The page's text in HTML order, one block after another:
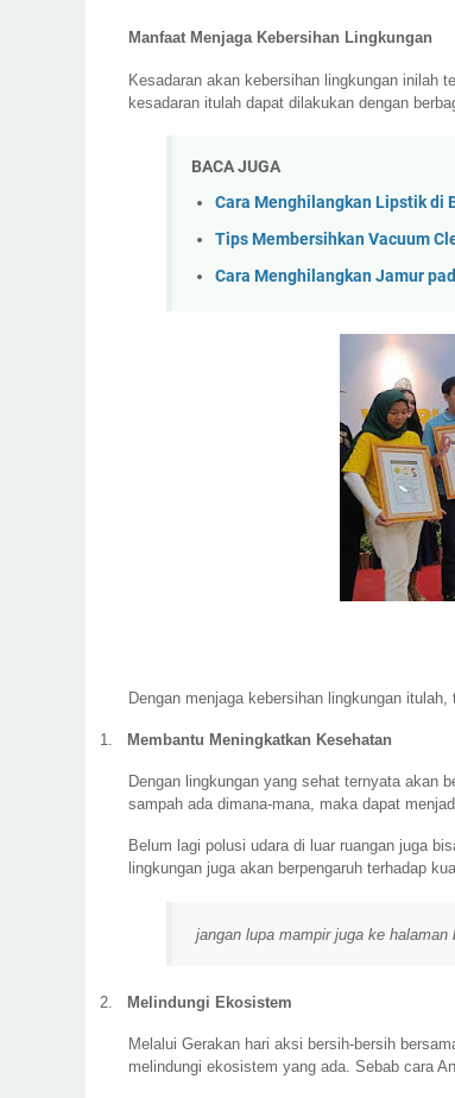
Manfaat Menjaga Kebersihan Lingkungan
Kesadaran akan kebersihan lingkungan inilah
kesadaran itulah dapat dilakukan dengan
BACA JUGA
Cara Menghilangkan Lipstik di
Tips Membersihkan Vacuum
Cara Menghilangkan Jamur
Dengan menjaga kebersihan lingkungan
1. Membantu Meningkatkan Kesehatan
Dengan lingkungan yang sehat ternyata akan
sampah ada dimana-mana, maka dapat
Belum lagi polusi udara di luar ruangan juga
lingkungan juga akan berpengaruh terhadap
jangan lupa mampir juga ke halaman
2. Melindungi Ekosistem
Melalui Gerakan hari aksi bersih-bersih
melindungi ekosistem yang ada. Sebab cara